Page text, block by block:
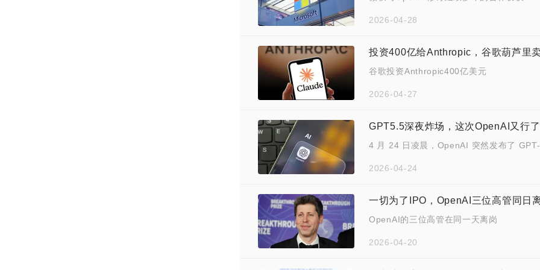
2026-04-28
投资400亿给Anthropic，谷歌葫芦里
谷歌投资Anthropic400亿美元
2026-04-27
GPT5.5深夜炸场，这次OpenAI又行了
4 月 24 日凌晨，OpenAI 突然发布了
2026-04-24
一切为了IPO，OpenAI三位高管同日
OpenAI的三位高管在同一天离岗
2026-04-20